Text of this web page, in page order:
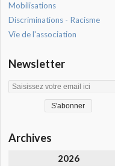
Mobilisations
Discriminations - Racisme
Vie de l'association
Newsletter
Archives
2026